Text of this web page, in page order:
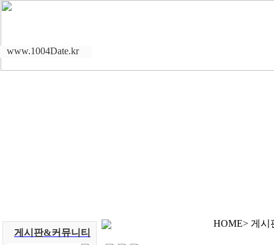
www.1004Date.kr
게시판&커뮤니티
HOME> 게시